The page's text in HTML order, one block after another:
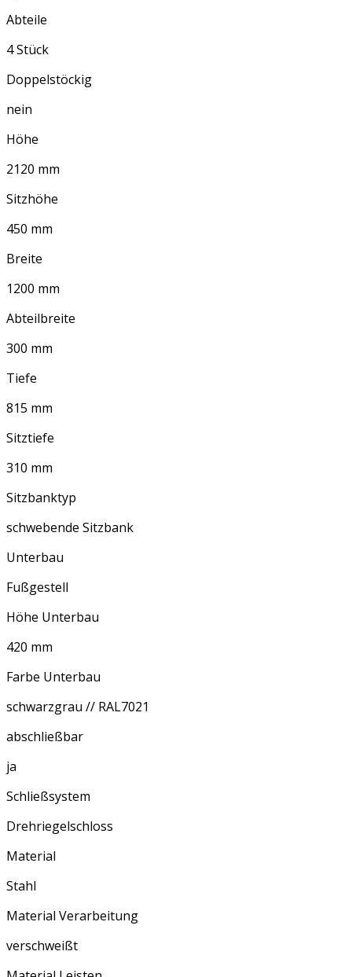
Abteile
4 Stück
Doppelstöckig
nein
Höhe
2120 mm
Sitzhöhe
450 mm
Breite
1200 mm
Abteilbreite
300 mm
Tiefe
815 mm
Sitztiefe
310 mm
Sitzbanktyp
schwebende Sitzbank
Unterbau
Fußgestell
Höhe Unterbau
420 mm
Farbe Unterbau
schwarzgrau // RAL7021
abschließbar
ja
Schließsystem
Drehriegelschloss
Material
Stahl
Material Verarbeitung
verschweißt